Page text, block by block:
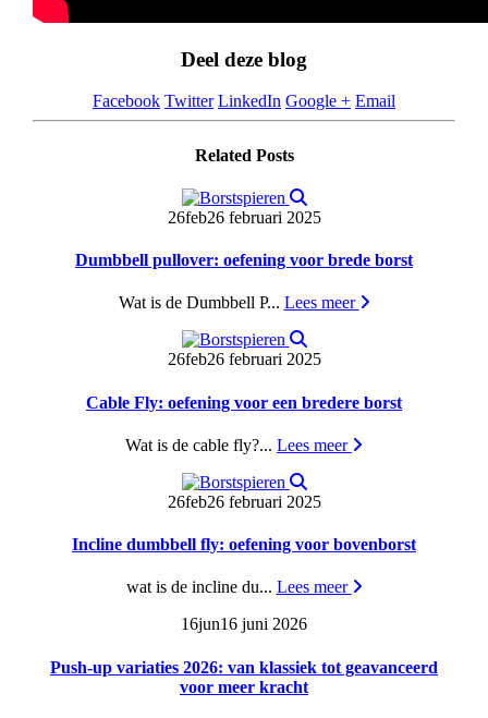
Deel deze blog
Facebook Twitter LinkedIn Google + Email
Related Posts
26feb26 februari 2025
Dumbbell pullover: oefening voor brede borst
Wat is de Dumbbell P... Lees meer
26feb26 februari 2025
Cable Fly: oefening voor een bredere borst
Wat is de cable fly?... Lees meer
26feb26 februari 2025
Incline dumbbell fly: oefening voor bovenborst
wat is de incline du... Lees meer
16jun16 juni 2026
Push-up variaties 2026: van klassiek tot geavanceerd
voor meer kracht